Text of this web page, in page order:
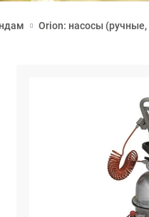
Orion: насосы